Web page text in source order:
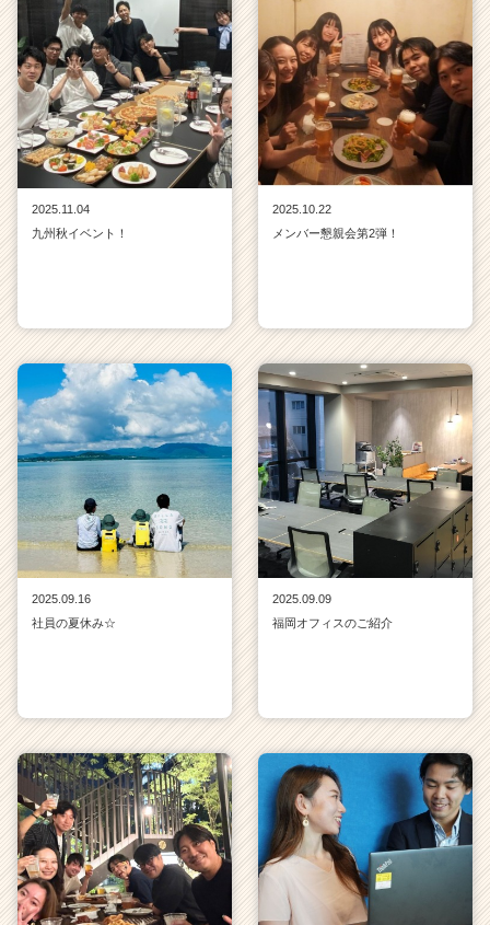
2025.11.04
九州秋イベント！
2025.10.22
メンバー懇親会第2弾！
2025.09.16
社員の夏休み☆
2025.09.09
福岡オフィスのご紹介